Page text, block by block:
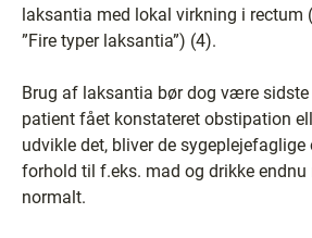
laksantia med lokal virkning i rectum
”Fire typer laksantia”) (4).
Brug af laksantia bør dog være sidste
patient fået konstateret obstipation
udvikle det, bliver de sygeplejefaglige
forhold til f.eks. mad og drikke endnu
normalt.